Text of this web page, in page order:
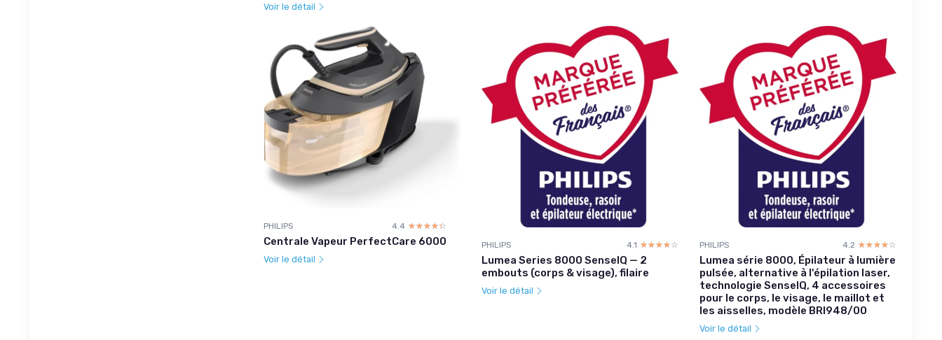
Voir le détail
PHILIPS 4.4 ☆☆☆☆☆
★★★★★
Centrale Vapeur PerfectCare 6000
Voir le détail
PHILIPS 4.1 ☆☆☆☆☆
★★★★★
Lumea Series 8000 SenseIQ — 2
embouts (corps & visage), filaire
Voir le détail
PHILIPS 4.2 ☆☆☆☆☆
★★★★★
Lumea série 8000, Épilateur à lumière
pulsée, alternative à l'épilation laser,
technologie SenseIQ, 4 accessoires
pour le corps, le visage, le maillot et
les aisselles, modèle BRI948/00
Voir le détail